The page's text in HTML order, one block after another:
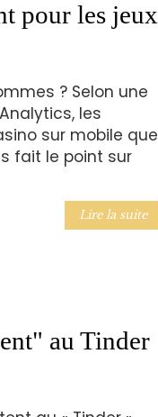
pour les jeux
? Selon une
les
sur mobile que
fait le point sur
Lire la suite
au Tinder